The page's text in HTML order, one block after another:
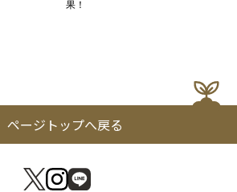
果！
ページトップへ戻る